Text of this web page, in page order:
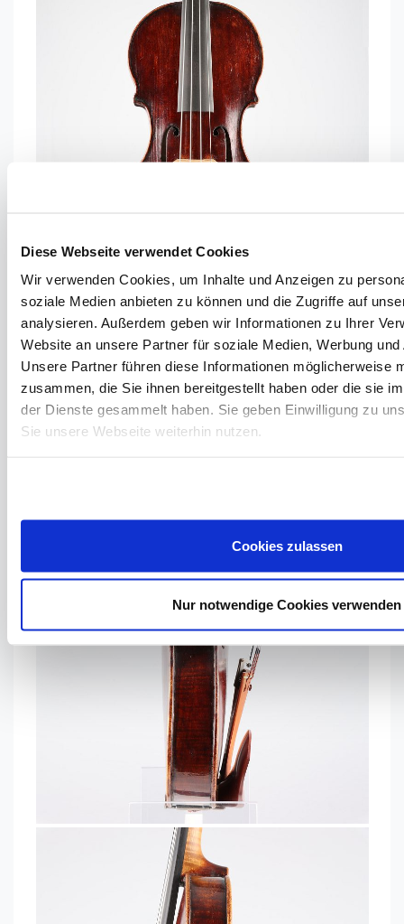
Diese Webseite verwendet Cookies
Wir verwenden Cookies, um Inhalte und Anzeigen zu
soziale Medien anbieten zu können und die Zugriffe auf
analysieren. Außerdem geben wir Informationen zu Ihrer
Website an unsere Partner für soziale Medien, Werbung
Unsere Partner führen diese Informationen möglicherweise
zusammen, die Sie ihnen bereitgestellt haben oder die sie
der Dienste gesammelt haben. Sie geben Einwilligung zu
Sie unsere Webseite weiterhin nutzen.
Cookies zulassen
Nur notwendige Cookies verwenden